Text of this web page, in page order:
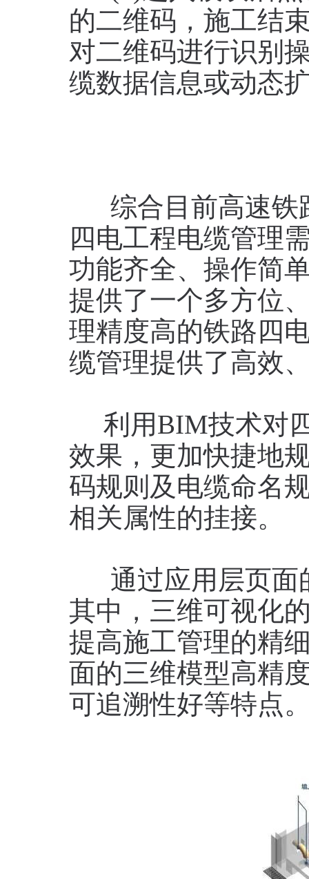
的二维码，施工结
对二维码进行识别
缆数据信息或动态
综合目前高速铁
四电工程电缆管理
功能齐全、操作简
提供了一个多方位
理精度高的铁路四
缆管理提供了高效
利用BIM技术对
效果，更加快捷地
码规则及电缆命名
相关属性的挂接。
通过应用层页面
其中，三维可视化
提高施工管理的精
面的三维模型高精
可追溯性好等特点